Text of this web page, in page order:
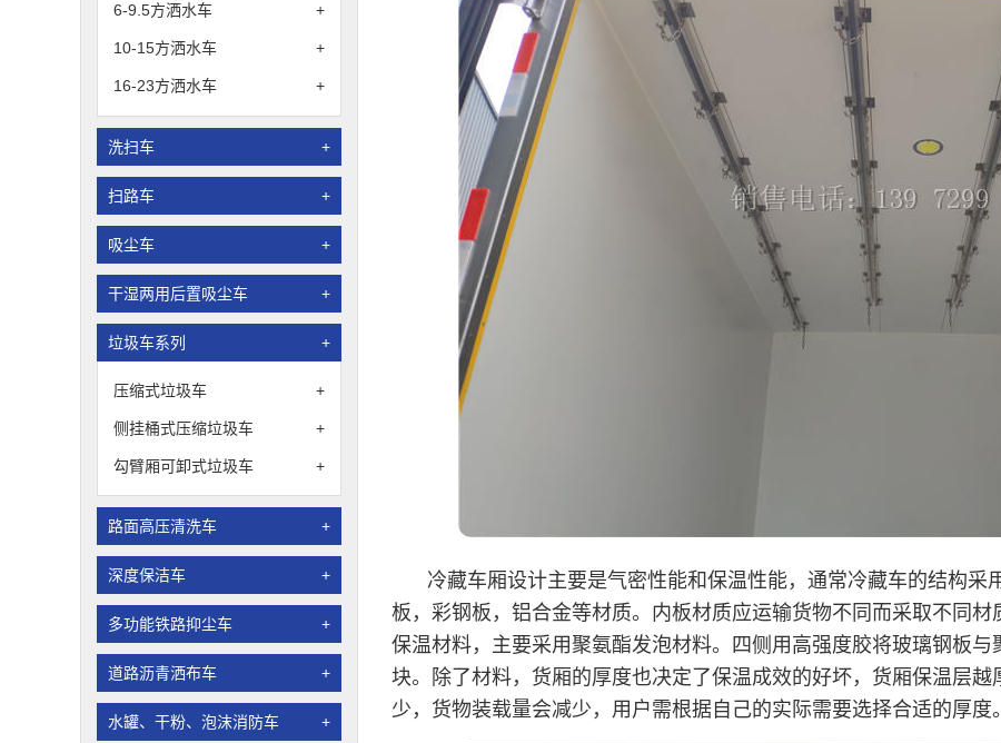
6-9.5方洒水车 +
10-15方洒水车 +
16-23方洒水车 +
洗扫车 +
扫路车 +
吸尘车 +
干湿两用后置吸尘车 +
垃圾车系列 +
压缩式垃圾车 +
侧挂桶式压缩垃圾车 +
勾臂厢可卸式垃圾车 +
路面高压清洗车 +
深度保洁车 +
多功能铁路抑尘车 +
道路沥青洒布车 +
水罐、干粉、泡沫消防车 +
冷藏车厢设计主要是气密性能和保温性能，通常冷藏车的结构采
板，彩钢板，铝合金等材质。内板材质应运输货物不同而采取不同
保温材料，主要采用聚氨酯发泡材料。四侧用高强度胶将玻璃钢板
块。除了材料，货厢的厚度也决定了保温成效的好坏，货厢保温层
少，货物装载量会减少，用户需根据自己的实际需要选择合适的厚度。